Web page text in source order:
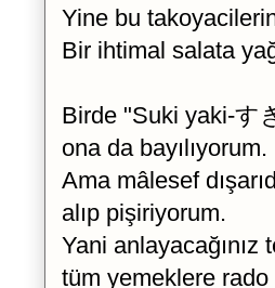
Yine bu
Bir ihtimal salata
Birde "Suki yaki-す
ona da bayılıyorum.
Ama mâlesef
alıp pişiriyorum.
Yani anlayacağınız
tüm yemeklere rado